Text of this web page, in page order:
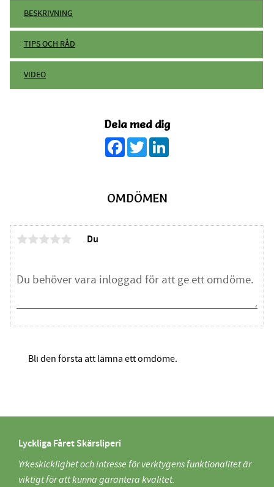
BESKRIVNING
TIPS OCH RÅD
VIDEO
Dela med dig
Facebook
Twitter
OMDÖMEN
Du
Bli den första att lämna ett omdöme.
Lyckliga Fåret Skärsliperi
Yrkeskicklighet och intresse för verktygens funktionalitet är
viktigt för att kunna garantera kvalitet.